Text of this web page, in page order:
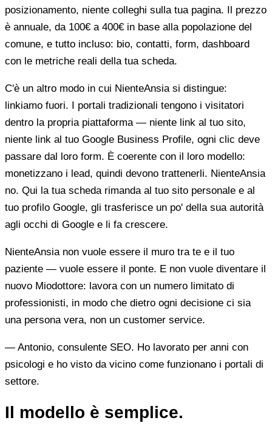
posizionamento, niente colleghi sulla tua pagina. Il prezzo
è annuale, da 100€ a 400€ in base alla popolazione del
comune, e tutto incluso: bio, contatti, form, dashboard
con le metriche reali della tua scheda.
C'è un altro modo in cui NienteAnsia si distingue:
linkiamo fuori. I portali tradizionali tengono i visitatori
dentro la propria piattaforma — niente link al tuo sito,
niente link al tuo Google Business Profile, ogni clic deve
passare dal loro form. È coerente con il loro modello:
monetizzano i lead, quindi devono trattenerli. NienteAnsia
no. Qui la tua scheda rimanda al tuo sito personale e al
tuo profilo Google, gli trasferisce un po' della sua autorità
agli occhi di Google e li fa crescere.
NienteAnsia non vuole essere il muro tra te e il tuo
paziente — vuole essere il ponte. E non vuole diventare il
nuovo Miodottore: lavora con un numero limitato di
professionisti, in modo che dietro ogni decisione ci sia
una persona vera, non un customer service.
— Antonio, consulente SEO. Ho lavorato per anni con
psicologi e ho visto da vicino come funzionano i portali di
settore.
Il modello è semplice.